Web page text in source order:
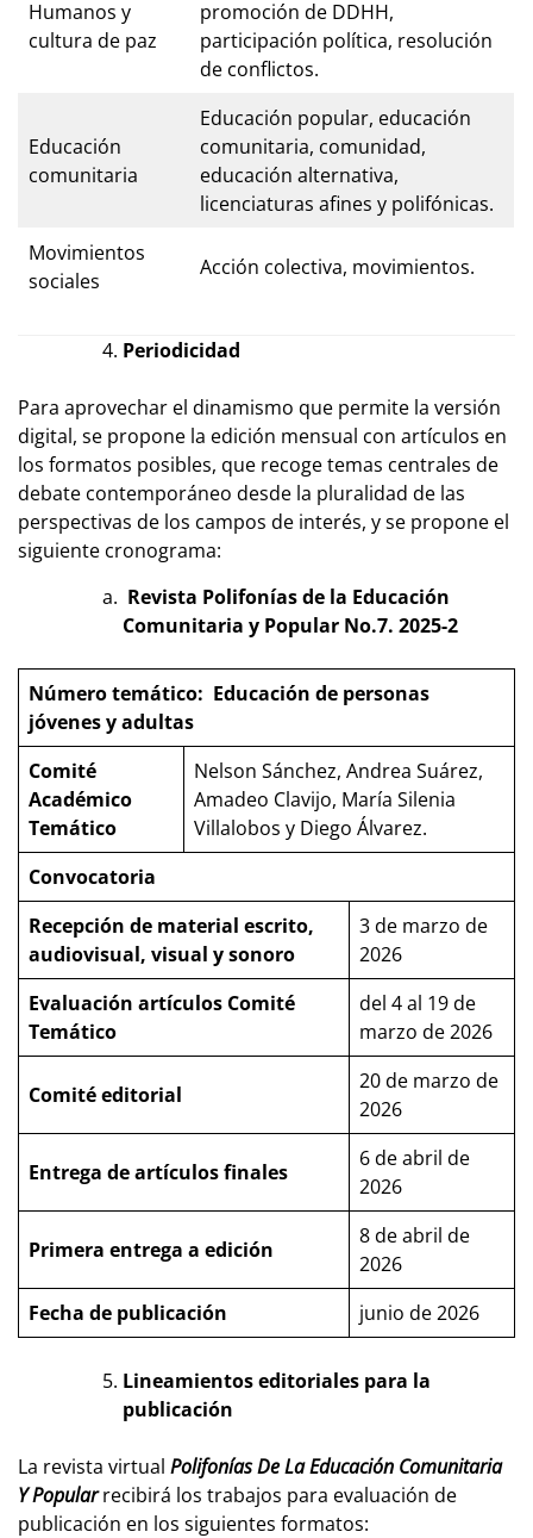
Humanos y
cultura de paz
promoción de DDHH,
participación política, resolución
de conflictos.
Educación
comunitaria
Educación popular, educación
comunitaria, comunidad,
educación alternativa,
licenciaturas afines y polifónicas.
Movimientos
sociales
Acción colectiva, movimientos.
Periodicidad
Para aprovechar el dinamismo que permite la versión
digital, se propone la edición mensual con artículos en
los formatos posibles, que recoge temas centrales de
debate contemporáneo desde la pluralidad de las
perspectivas de los campos de interés, y se propone el
siguiente cronograma:
Revista Polifonías de la Educación
Comunitaria y Popular No.7. 2025-2
Número temático: Educación de personas
jóvenes y adultas
Comité
Académico
Temático
Nelson Sánchez, Andrea Suárez,
Amadeo Clavijo, María Silenia
Villalobos y Diego Álvarez.
Convocatoria
Recepción de material escrito,
audiovisual, visual y sonoro
3 de marzo de
2026
Evaluación artículos Comité
Temático
del 4 al 19 de
marzo de 2026
Comité editorial
20 de marzo de
2026
Entrega de artículos finales
6 de abril de
2026
Primera entrega a edición
8 de abril de
2026
Fecha de publicación
junio de 2026
Lineamientos editoriales para la
publicación
La revista virtual Polifonías De La Educación Comunitaria
Y Popularrecibirá los trabajos para evaluación de
publicación en los siguientes formatos: